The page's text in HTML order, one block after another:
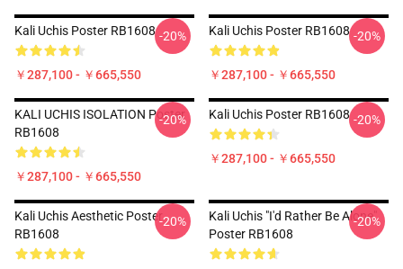
Kali Uchis Poster RB1608
￥287,100 - ￥665,550
-20% Kali Uchis Poster RB1608
￥287,100 - ￥665,550
-20%
KALI UCHIS ISOLATION Poster
RB1608
￥287,100 - ￥665,550
-20% Kali Uchis Poster RB1608
￥287,100 - ￥665,550
-20%
Kali Uchis Aesthetic Poster
RB1608
-20%
Kali Uchis "I'd Rather Be Alone"
Poster RB1608
-20%